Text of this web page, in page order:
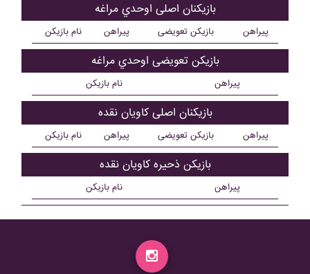
بازیکنان اصلی اوحدي مراغه
نام بازیکن پیراهن بازیکن تعویضی پیراهن
بازیکن تعویضی اوحدي مراغه
نام بازیکن پیراهن
بازیکنان اصلی کاويان نقده
نام بازیکن پیراهن بازیکن تعویضی پیراهن
بازیکن ذحیره کاويان نقده
نام بازیکن پیراهن